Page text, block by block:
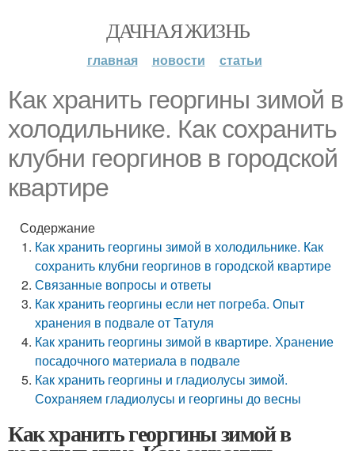
ДАЧНАЯ ЖИЗНЬ
главная новости статьи
Как хранить георгины зимой в
холодильнике. Как сохранить
клубни георгинов в городской
квартире
Содержание
Как хранить георгины зимой в холодильнике. Как
сохранить клубни георгинов в городской квартире
Связанные вопросы и ответы
Как хранить георгины если нет погреба. Опыт
хранения в подвале от Татуля
Как хранить георгины зимой в квартире. Хранение
посадочного материала в подвале
Как хранить георгины и гладиолусы зимой.
Сохраняем гладиолусы и георгины до весны
Как хранить георгины зимой в